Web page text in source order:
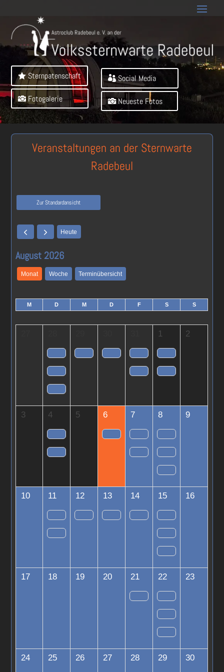
Sternpatenschaft
Fotogalerie
Social Media
Neueste Fotos
Veranstaltungen an der Sternwarte
Radebeul
Zur Standardansicht
Heute
August 2026
Monat Woche Terminübersicht
M D M D F S S
1 2
3 4 5 6 7 8 9
10 11 12 13 14 15 16
17 18 19 20 21 22 23
24 25 26 27 28 29 30